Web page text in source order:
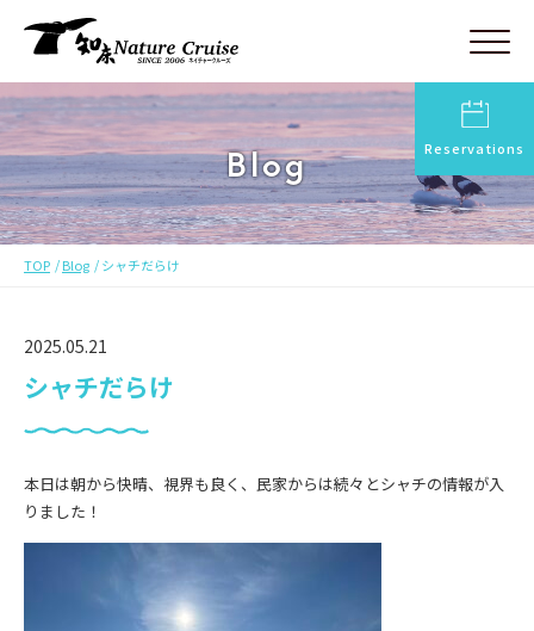
Reservations
Blog
TOP Blog シャチだらけ
2025.05.21
シャチだらけ
本日は朝から快晴、視界も良く、民家からは続々とシャチの情報が入
りました！